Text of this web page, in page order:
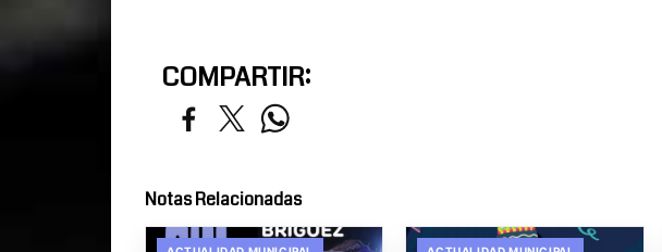
COMPARTIR:
Notas Relacionadas